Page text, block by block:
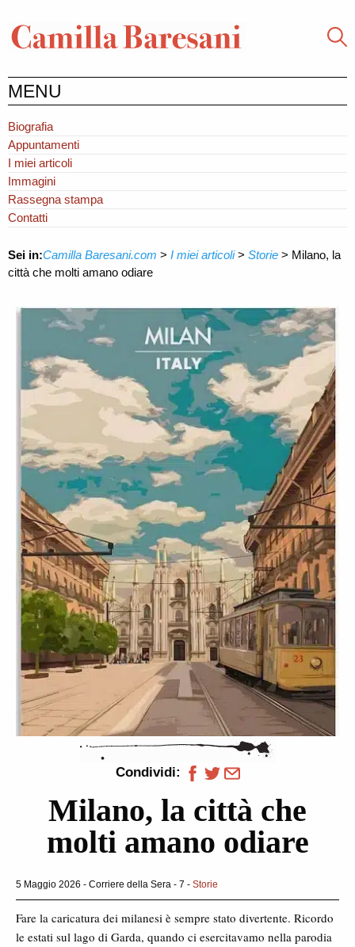
MENU
Biografia
Appuntamenti
I miei articoli
Immagini
Rassegna stampa
Contatti
Sei in:Camilla Baresani.com > I miei articoli> Storie > Milano, la
città che molti amano odiare
Condividi:
Milano, la città che
molti amano odiare
5 Maggio 2026 - Corriere della Sera - 7 - Storie
Fare la caricatura dei milanesi è sempre stato divertente. Ricordo
le estati sul lago di Garda, quando ci esercitavamo nella parodia